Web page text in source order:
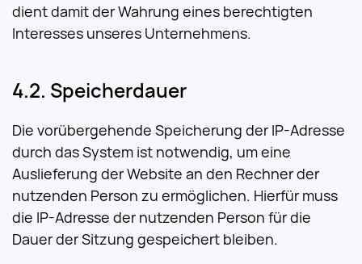
dient damit der Wahrung eines berechtigten
Interesses unseres Unternehmens.
Speicherdauer
Die vorübergehende Speicherung der IP-Adresse
durch das System ist notwendig, um eine
Auslieferung der Website an den Rechner der
nutzenden Person zu ermöglichen. Hierfür muss
die IP-Adresse der nutzenden Person für die
Dauer der Sitzung gespeichert bleiben.